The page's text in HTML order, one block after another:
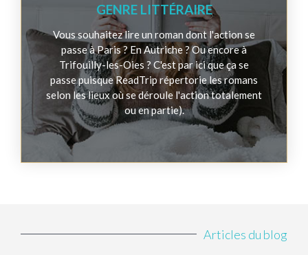
GENRE LITTÉRAIRE
Vous souhaitez lire un roman dont l'action se
passe à Paris ? En Autriche ? Ou encore à
Trifouilly-les-Oies ? C'est par ici que ça se
passe puisque ReadTrip répertorie les romans
selon les lieux où se déroule l'action totalement
ou en partie).
Articles du blog